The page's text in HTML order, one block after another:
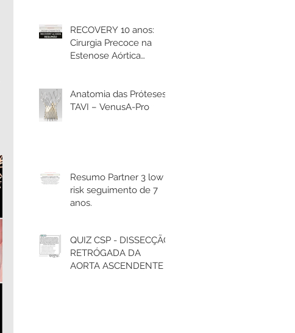
RECOVERY 10 anos:
Cirurgia Precoce na
Estenose Aórtica
Anatomia das Próteses
TAVI – VenusA-Pro
Resumo Partner 3 low
risk seguimento de 7
anos.
QUIZ CSP - DISSECÇÃO
RETRÓGADA DA
AORTA ASCENDENTE E